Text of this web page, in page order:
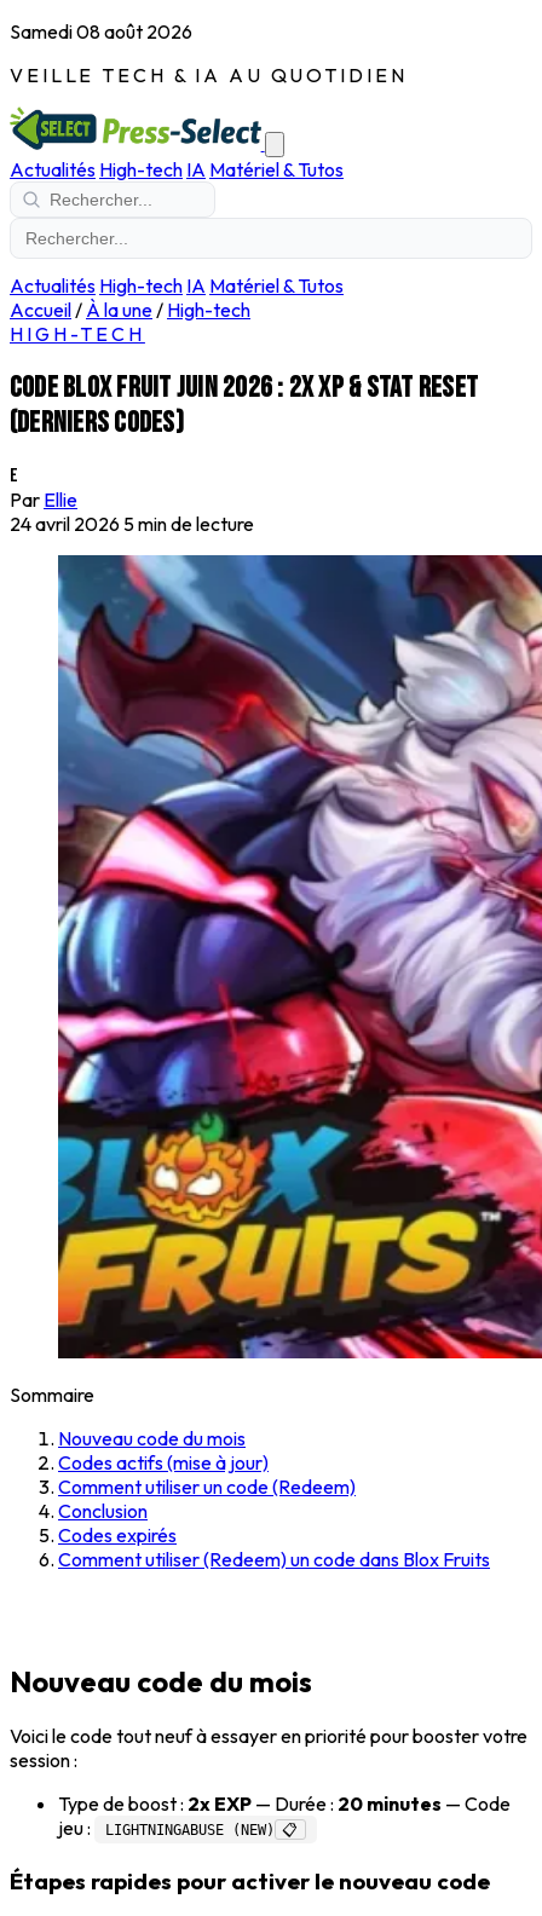
Samedi 08 août 2026
VEILLE TECH & IA AU QUOTIDIEN
Actualités High-tech IA Matériel & Tutos
Actualités High-tech IA Matériel & Tutos
Accueil/ À la une/ High-tech
HIGH-TECH
Code Blox Fruit juin 2026 : 2x XP & stat reset
(derniers codes)
E
Par Ellie
24 avril 2026 5 min de lecture
Sommaire
Nouveau code du mois
Codes actifs (mise à jour)
Comment utiliser un code (Redeem)
Conclusion
Codes expirés
Comment utiliser (Redeem) un code dans Blox Fruits
Nouveau code du mois
Voici le code tout neuf à essayer en priorité pour booster votre
session :
Type de boost : 2x EXP — Durée : 20 minutes — Code
jeu :
LIGHTNINGABUSE (NEW) 📋
Étapes rapides pour activer le nouveau code